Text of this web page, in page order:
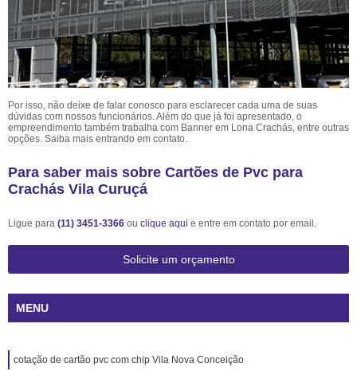
Por isso, não deixe de falar conosco para esclarecer cada uma de suas
dúvidas com nossos funcionários. Além do que já foi apresentado, o
empreendimento também trabalha com Banner em Lona Crachás, entre outras
opções. Saiba mais entrando em contato.
Para saber mais sobre Cartões de Pvc para
Crachás Vila Curuçá
Ligue para (11) 3451-3366 ou clique aqui e entre em contato por email.
Solicite um orçamento
MENU
cotação de cartão pvc com chip Vila Nova Conceição